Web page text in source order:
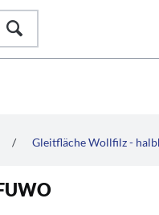
/ Gleitfläche Wollfilz -